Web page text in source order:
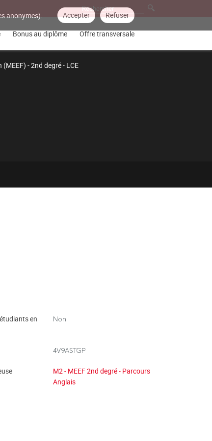
anonymes). Accepter Refuser
Bonus au diplôme Offre transversale
- 2nd degré - LCE
en
Non
4V9ASTGP
M2 - MEEF 2nd degré - Parcours
Anglais